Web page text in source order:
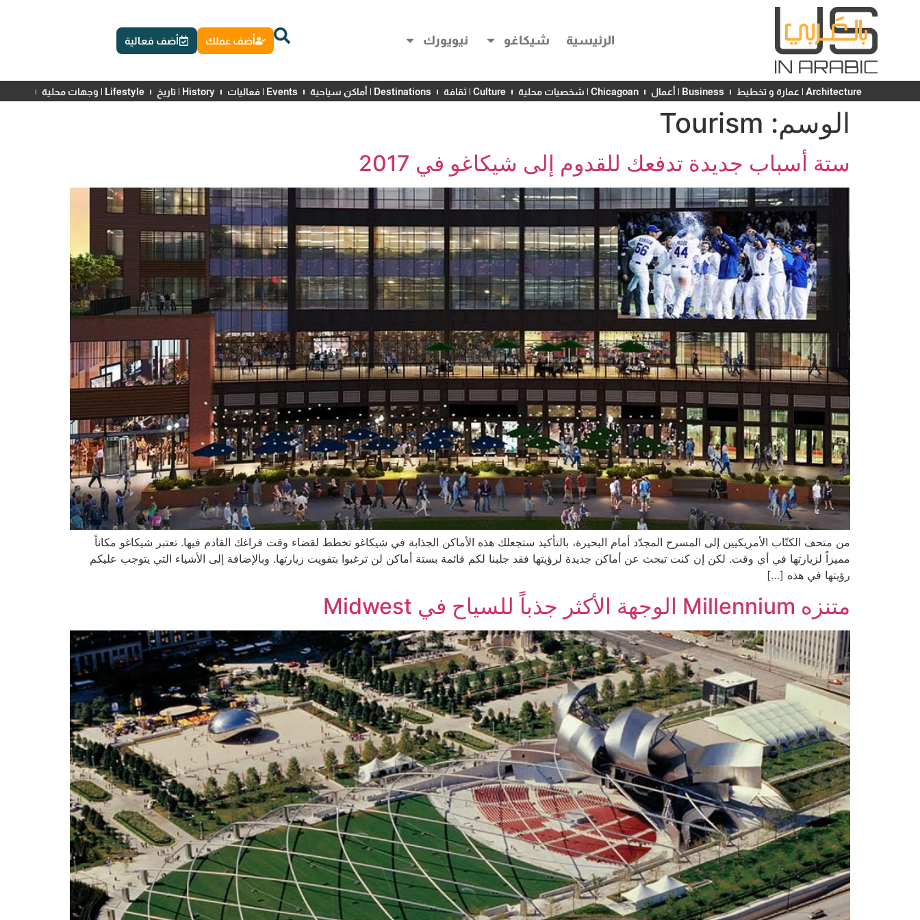
الرئيسية شيكاغو نيويورك أضف عملك أضف فعالية
Architecture | عمارة و تخطيط Business | أعمال Chicagoan | شخصيات محلية Culture | ثقافة Destinations | أماكن سياحية Events | فعاليات History | تاريخ Lifestyle | وجهات محلية
الوسم: Tourism
ستة أسباب جديدة تدفعك للقدوم إلى شيكاغو في 2017
من متحف الكتّاب الأمريكيين إلى المسرح المجدّد أمام البحيرة، بالتأكيد ستجعلك هذه الأماكن الجذابة في شيكاغو تخطط لقضاء وقت فراغك القادم فيها. تعتبر شيكاغو مكاناً
مميزاً لزيارتها في أي وقت. لكن إن كنت تبحث عن أماكن جديدة لرؤيتها فقد جلبنا لكم قائمة بستة أماكن لن ترغبوا بتفويت زيارتها. وبالإضافة إلى الأشياء التي يتوجب عليكم
رؤيتها في هذه […]
متنزه Millennium الوجهة الأكثر جذباً للسياح في Midwest